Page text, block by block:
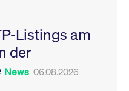
Listings am
der
News 06.08.2026
Sitzungen geehrt